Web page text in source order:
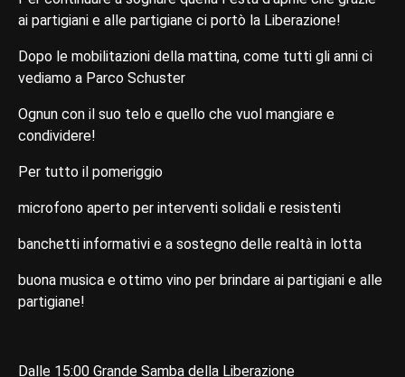
ai partigiani e alle partigiane ci portò la Liberazione!
Dopo le mobilitazioni della mattina, come tutti gli anni ci
vediamo a Parco Schuster
Ognun con il suo telo e quello che vuol mangiare e
condividere!
Per tutto il pomeriggio
microfono aperto per interventi solidali e resistenti
banchetti informativi e a sostegno delle realtà in lotta
buona musica e ottimo vino per brindare ai partigiani e alle
partigiane!
Dalle 15:00 Grande Samba della Liberazione